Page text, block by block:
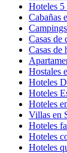
Hoteles 5
Cabañas
Casas de
Casas de
Hostales
Hoteles
Hoteles
Hoteles
Villas en
Hoteles
Hoteles
Hoteles